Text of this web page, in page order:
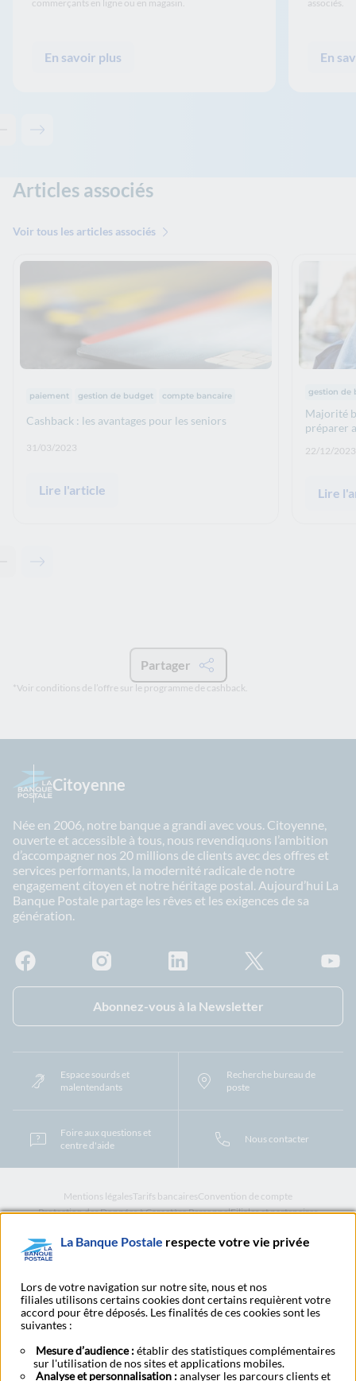
commerçants en ligne ou en magasin.
En savoir plus
associés.
En
Contenu précédent - Les solutions de La Banque Postale
Contenu suivant - Les solutions de La Banque Postale
Articles associés
Voir tous les articles associés
Thématiques :
paiement gestion de budget compte bancaire
Cashback : les avantages pour les seniors
Date de publication: :
31/03/2023
Lire l'article
gestion de
Majorité
préparer
Date de
22/12/2023
Lire
Contenu précédent - Articles associés
Contenu suivant - Articles associés
Partager
*Voir conditions de l’offre sur le programme de cashback.
Citoyenne
Née en 2006, notre banque a grandi avec vous. Citoyenne,
ouverte et accessible à tous, nous revendiquons l’ambition
d’accompagner nos 20 millions de clients avec des offres et
services performants, la modernité radicale de notre
engagement citoyen et notre héritage postal. Aujourd’hui La
Banque Postale partage les rêves et les exigences de sa
génération.
Abonnez-vous à la Newsletter
Espace sourds et
malentendants
Recherche bureau de
poste
Foire aux questions et
centre d'aide
Nous contacter
Mentions légalesTarifs bancairesConvention de compte
Protection des Données à Caractère PersonnelFiliales et partenaires
Contestation et réclamationCoordonnées Centres Financiers
Aide navigateur et systèmes d'exploitation
Vider le cache de votre navigateurLexique Aide et accessibilité
Accessibilité – Partiellement conforme
Le fonds de garantie des dépôts et de résolutionRésilierRétractation
Plan du site
La Banque Postale respecte votre vie privée
Lors de votre navigation sur notre site, nous et nos
filiales utilisons certains cookies dont certains requièrent votre
accord pour être déposés. Les finalités de ces cookies sont les
suivantes :
Mesure d’audience :établir des statistiques complémentaires
sur l'utilisation de nos sites et applications mobiles.
Analyse et personnalisation :analyser les parcours clients et